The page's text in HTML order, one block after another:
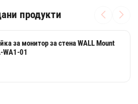
продукти
за монитор за стена WALL Mount
WA1-01